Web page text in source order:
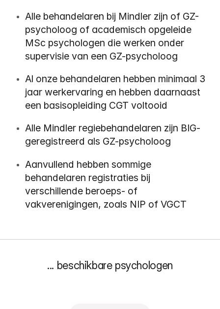
Alle behandelaren bij Mindler zijn of GZ-
psycholoog of academisch opgeleide
MSc psychologen die werken onder
supervisie van een GZ-psycholoog
Al onze behandelaren hebben minimaal 3
jaar werkervaring en hebben daarnaast
een basisopleiding CGT voltooid
Alle Mindler regiebehandelaren zijn BIG-
geregistreerd als GZ-psycholoog
Aanvullend hebben sommige
behandelaren registraties bij
verschillende beroeps- of
vakverenigingen, zoals NIP of VGCT
... beschikbare psychologen